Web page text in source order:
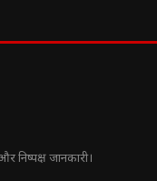
जानकारी।